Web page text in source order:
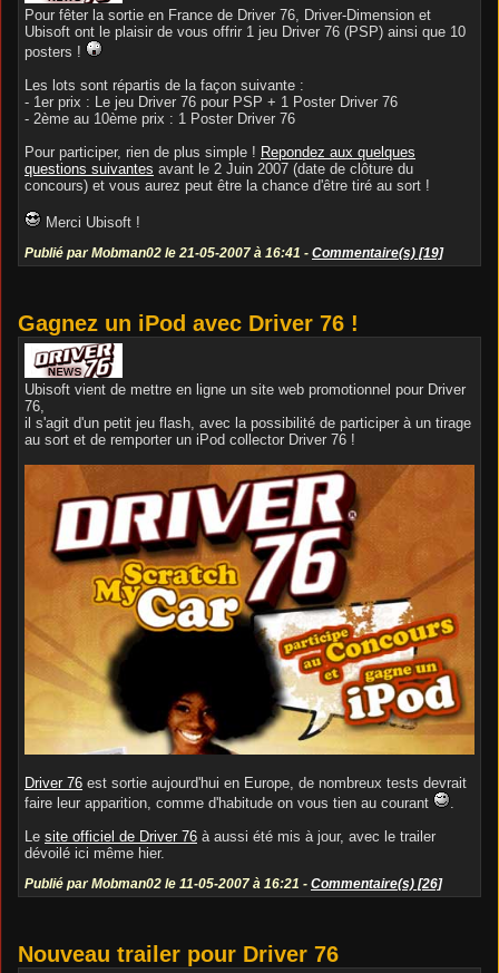
Pour fêter la sortie en France de Driver 76, Driver-Dimension et
Ubisoft ont le plaisir de vous offrir 1 jeu Driver 76 (PSP) ainsi que 10
posters !
Les lots sont répartis de la façon suivante :
- 1er prix : Le jeu Driver 76 pour PSP + 1 Poster Driver 76
- 2ème au 10ème prix : 1 Poster Driver 76
Pour participer, rien de plus simple ! Repondez aux quelques
questions suivantes avant le 2 Juin 2007 (date de clôture du
concours) et vous aurez peut être la chance d'être tiré au sort !
Merci Ubisoft !
Publié par Mobman02 le 21-05-2007 à 16:41 - Commentaire(s) [19]
Gagnez un iPod avec Driver 76 !
Ubisoft vient de mettre en ligne un site web promotionnel pour Driver
76,
il s'agit d'un petit jeu flash, avec la possibilité de participer à un tirage
au sort et de remporter un iPod collector Driver 76 !
Driver 76 est sortie aujourd'hui en Europe, de nombreux tests devrait
faire leur apparition, comme d'habitude on vous tien au courant
Le site officiel de Driver 76 à aussi été mis à jour, avec le trailer
dévoilé ici même hier.
Publié par Mobman02 le 11-05-2007 à 16:21 - Commentaire(s) [26]
Nouveau trailer pour Driver 76